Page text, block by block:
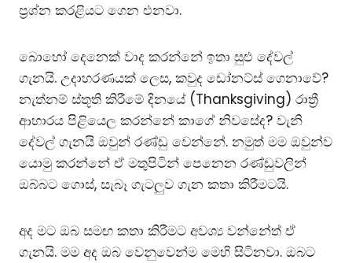
ප්‍රශ්න කරළියට ගෙන එනවා.
​බොහෝ දෙනෙක් වාද කරන්නේ ඉතා සුළු දේවල්
ගැනයි. උදාහරණයක් ලෙස, කවුද ඩෝනට්ස් ගෙනාවේ?
නැත්නම් ස්තූති කිරීමේ දිනයේ (Thanksgiving) රාත්‍රී
ආහාරය පිළියෙල කරන්නේ කාගේ නිවසේද? වැනි
දේවල් ගැනයි ඔවුන් රණ්ඩු වෙන්නේ. නමුත් මම ඔවුන්ව
යොමු කරන්නේ ඒ මතුපිටින් පෙනෙන රණ්ඩුවලින්
ඔබ්බට ගොස්, සැබෑ ගැටලුව ගැන කතා කිරීමටයි.
​අද මට ඔබ සමඟ කතා කිරීමට අවශ්‍ය වන්නේත් ඒ
ගැනයි. මම අද ඔබ වෙනුවෙන්ම මෙහි සිටිනවා. ඔබට